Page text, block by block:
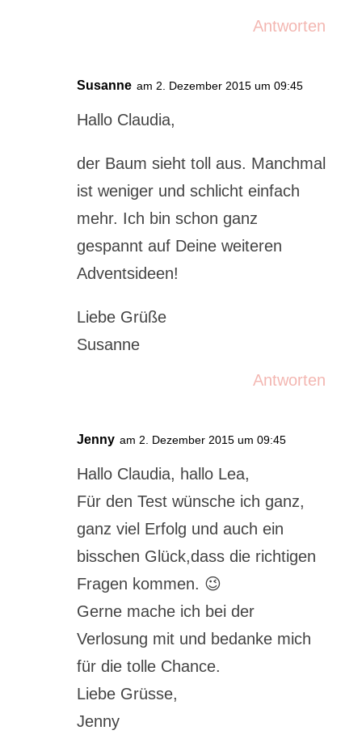
Antworten
Susanne am 2. Dezember 2015 um 09:45
Hallo Claudia,
der Baum sieht toll aus. Manchmal
ist weniger und schlicht einfach
mehr. Ich bin schon ganz
gespannt auf Deine weiteren
Adventsideen!
Liebe Grüße
Susanne
Antworten
Jenny am 2. Dezember 2015 um 09:45
Hallo Claudia, hallo Lea,
Für den Test wünsche ich ganz,
ganz viel Erfolg und auch ein
bisschen Glück,dass die richtigen
Fragen kommen. 😉
Gerne mache ich bei der
Verlosung mit und bedanke mich
für die tolle Chance.
Liebe Grüsse,
Jenny